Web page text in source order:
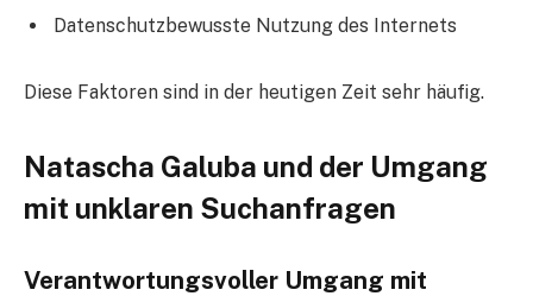
Datenschutzbewusste Nutzung des Internets
Diese Faktoren sind in der heutigen Zeit sehr häufig.
Natascha Galuba und der Umgang
mit unklaren Suchanfragen
Verantwortungsvoller Umgang mit